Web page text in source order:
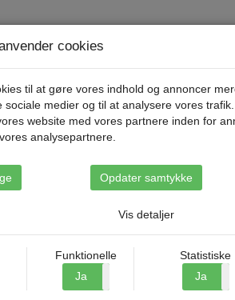
Destinationer Rejsetyper
cookies
til at gøre vores indhold og annoncer
sociale medier og til at analysere vores
website med vores partnere inden for
analysepartnere.
Opdater samtykke
Vis detaljer
Funktionelle
Ja
Statistiske
Ja